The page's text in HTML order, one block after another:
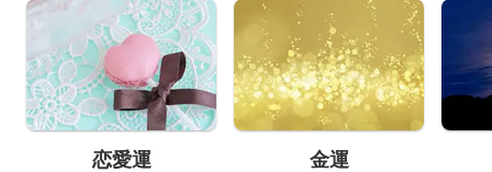
恋愛運 金運